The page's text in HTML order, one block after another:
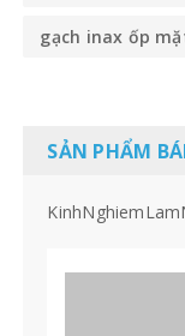
gạch inax ốp
SẢN PHẨM